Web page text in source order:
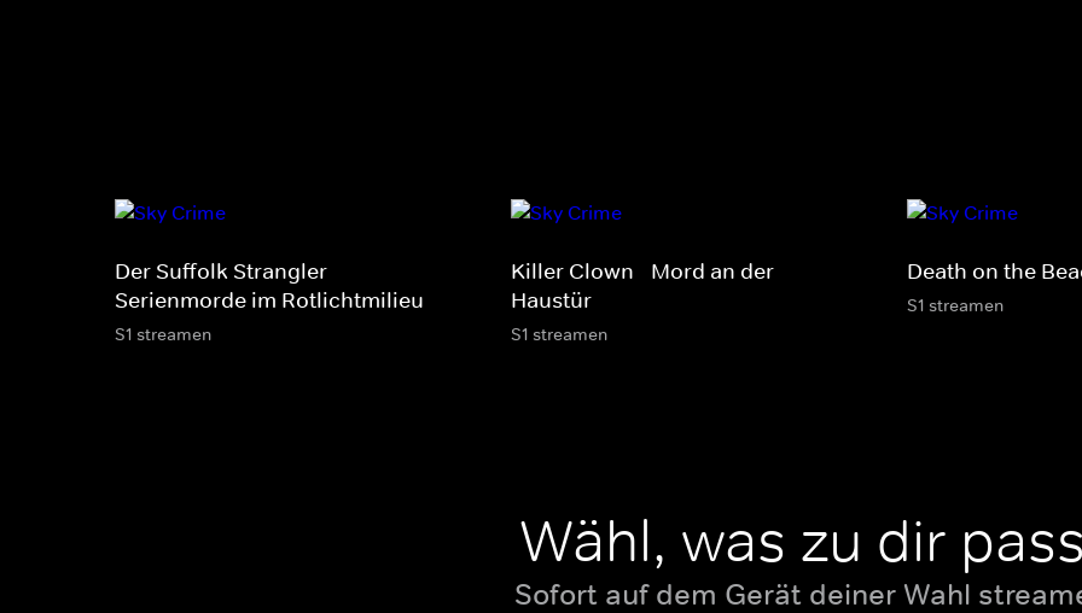
Der Suffolk Strangler -
Serienmorde im Rotlichtmilieu
S1 streamen
Killer Clown - Mord an der
Haustür
S1 streamen
Death on the
S1 streamen
Wähl, was zu dir
Sofort auf dem Gerät deiner Wahl